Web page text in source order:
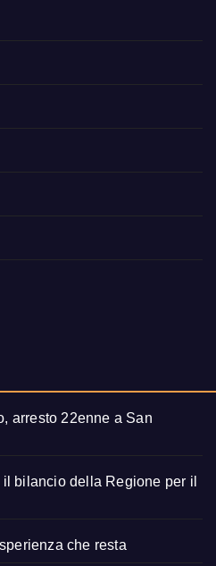
arresto 22enne a San
bilancio della Regione per il
che resta